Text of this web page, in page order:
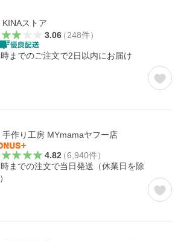
KINAストア
3.06（248件）
までのご注文で2日以内にお届け
手作り工房 MYmamaヤフー店
4.82（6,940件）
までの注文で当日発送（休業日を除